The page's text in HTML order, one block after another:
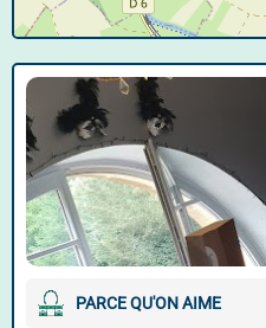
PARCE QU'ON AIME